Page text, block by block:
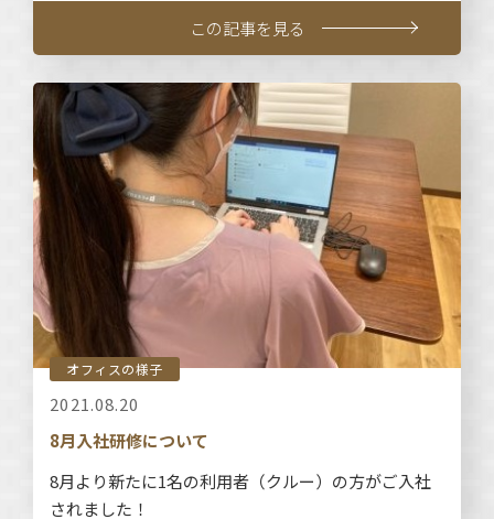
この記事を見る
オフィスの様子
2021.08.20
8月入社研修について
8月より新たに1名の利用者（クルー）の方がご入社
されました！